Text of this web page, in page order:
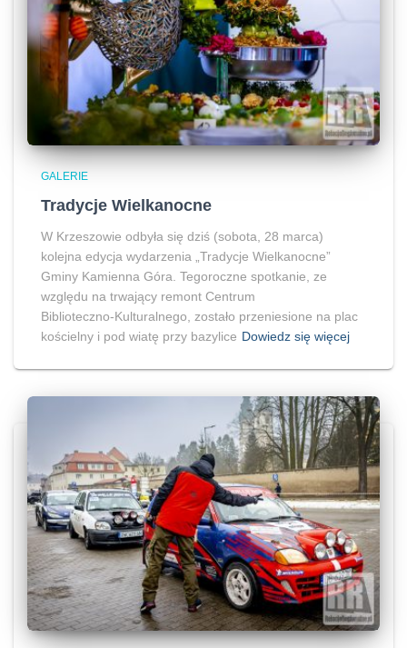
GALERIE
Tradycje Wielkanocne
W Krzeszowie odbyła się dziś (sobota, 28 marca)
kolejna edycja wydarzenia „Tradycje Wielkanocne”
Gminy Kamienna Góra. Tegoroczne spotkanie, ze
względu na trwający remont Centrum
Biblioteczno‑Kulturalnego, zostało przeniesione na plac
kościelny i pod wiatę przy bazylice Dowiedz się więcej